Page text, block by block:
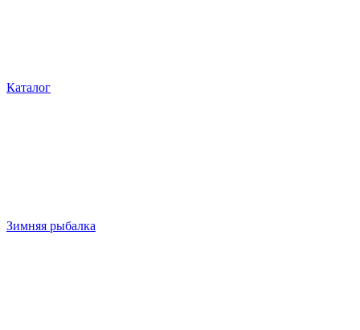
Каталог
Зимняя рыбалка